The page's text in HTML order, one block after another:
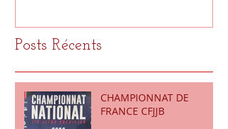
Posts Récents
CHAMPIONNAT DE
FRANCE CFJJB